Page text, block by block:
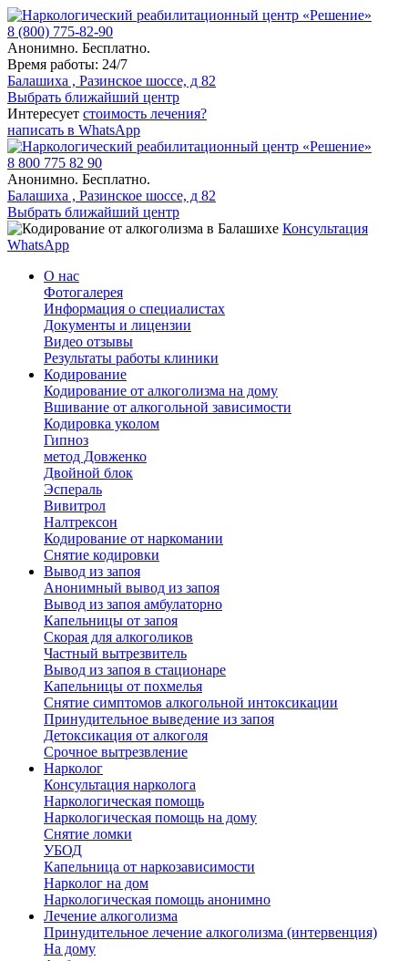
8 (800) 775-82-90
Анонимно. Бесплатно.
Время работы: 24/7
Балашиха , Разинское шоссе, д 82
Выбрать ближайший центр
Интересует стоимость лечения?
написать в WhatsApp
8 800 775 82 90
Анонимно. Бесплатно.
Балашиха , Разинское шоссе, д 82
Выбрать ближайший центр
Консультация
WhatsApp
О нас
Фотогалерея
Информация о специалистах
Документы и лицензии
Видео отзывы
Результаты работы клиники
Кодирование
Кодирование от алкоголизма на дому
Вшивание от алкогольной зависимости
Кодировка уколом
Гипноз
метод Довженко
Двойной блок
Эспераль
Вивитрол
Налтрексон
Кодирование от наркомании
Снятие кодировки
Вывод из запоя
Анонимный вывод из запоя
Вывод из запоя амбулаторно
Капельницы от запоя
Скорая для алкоголиков
Частный вытрезвитель
Вывод из запоя в стационаре
Капельницы от похмелья
Снятие симптомов алкогольной интоксикации
Принудительное выведение из запоя
Детоксикация от алкоголя
Срочное вытрезвление
Нарколог
Консультация нарколога
Наркологическая помощь
Наркологическая помощь на дому
Снятие ломки
УБОД
Капельница от наркозависимости
Нарколог на дом
Наркологическая помощь анонимно
Лечение алкоголизма
Принудительное лечение алкоголизма (интервенция)
На дому